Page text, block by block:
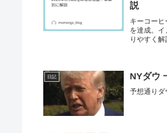
説
キーコー
を達成。
りやすく解
日記 NYダウ
予想通り